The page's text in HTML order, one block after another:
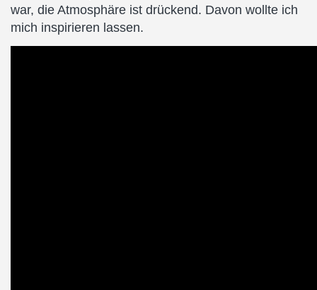
war, die Atmosphäre ist drückend. Davon wollte ich
mich inspirieren lassen.